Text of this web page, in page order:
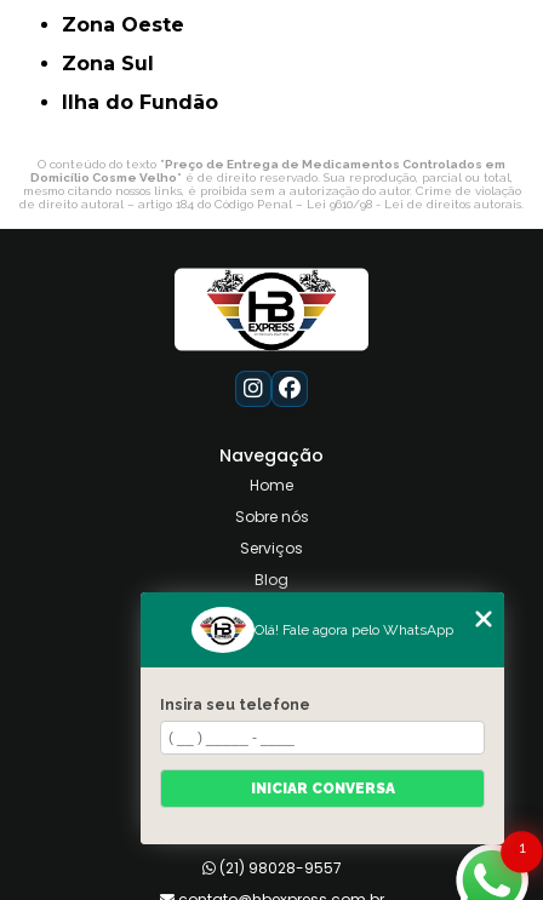
Zona Oeste
Zona Sul
ilha do Fundão
O conteúdo do texto "Preço de Entrega de Medicamentos Controlados em
Domicílio Cosme Velho" é de direito reservado. Sua reprodução, parcial ou total,
mesmo citando nossos links, é proibida sem a autorização do autor. Crime de violação
de direito autoral – artigo 184 do Código Penal – Lei 9610/98 - Lei de direitos autorais.
Navegação
Home
Sobre nós
Serviços
Blog
Categorias
Mapa do site
Contato
Taquara, Rio de Janeiro
(21) 98028-9557
(21) 98028-9557
1
Olá! Fale agora pelo WhatsApp
Insira seu telefone
INICIAR CONVERSA